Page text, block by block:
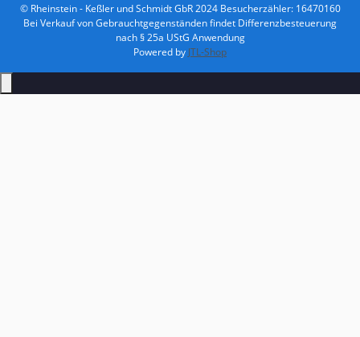
© Rheinstein - Keßler und Schmidt GbR 2024Besucherzähler: 16470160
Bei Verkauf von Gebrauchtgegenständen findet Differenzbesteuerung
nach § 25a UStG Anwendung
Powered by JTL-Shop